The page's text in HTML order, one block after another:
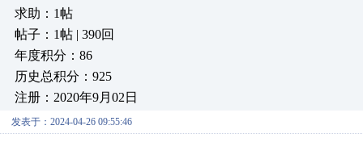
求助：1帖
帖子：1帖 | 390回
年度积分：86
历史总积分：925
注册：2020年9月02日
发表于：2024-04-26 09:55:46